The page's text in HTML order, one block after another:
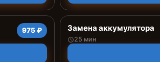
975 ₽ Замена аккумулятора
25 мин